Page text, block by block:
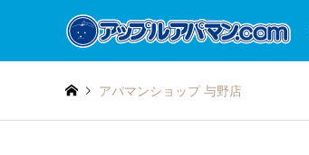
アパマンショップ 与野店